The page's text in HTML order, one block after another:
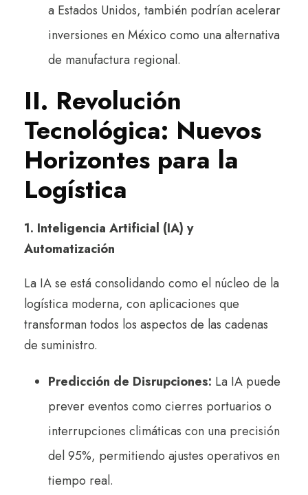
a Estados Unidos, también podrían acelerar
inversiones en México como una alternativa
de manufactura regional.
II. Revolución
Tecnológica: Nuevos
Horizontes para la
Logística
1. Inteligencia Artificial (IA) y
Automatización
La IA se está consolidando como el núcleo de la
logística moderna, con aplicaciones que
transforman todos los aspectos de las cadenas
de suministro.
Predicción de Disrupciones: La IA puede
prever eventos como cierres portuarios o
interrupciones climáticas con una precisión
del 95%, permitiendo ajustes operativos en
tiempo real.